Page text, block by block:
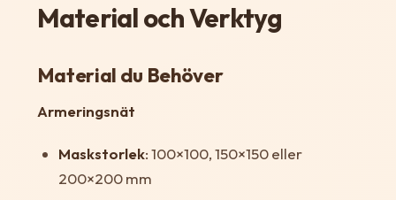
Material och Verktyg
Material du Behöver
Armeringsnät
Maskstorlek: 100×100, 150×150 eller
200×200 mm